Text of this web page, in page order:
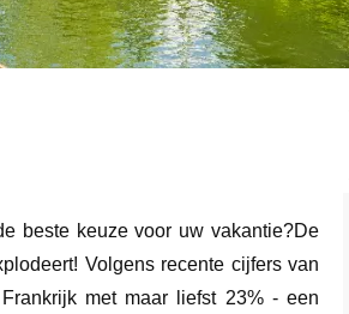
beste keuze voor uw vakantie?De
Volgens recente cijfers van
met maar liefst 23% - een